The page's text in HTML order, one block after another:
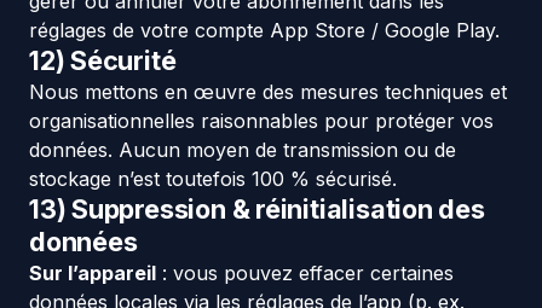
réglages de votre compte App Store / Google Play.
12) Sécurité
Nous mettons en œuvre des mesures techniques et
organisationnelles raisonnables pour protéger vos
données. Aucun moyen de transmission ou de
stockage n’est toutefois 100 % sécurisé.
13) Suppression & réinitialisation des
données
Sur l’appareil : vous pouvez effacer certaines
données locales via les réglages de l’app (p. ex.